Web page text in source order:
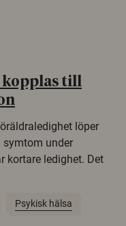
kopplas till
löper
symtom under
kortare ledighet. Det
Psykisk hälsa